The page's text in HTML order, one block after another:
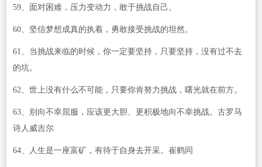
59、面对困难，压力变动力，敢于挑战自己。
60、坚信梦想成真的执着，勇敢接受挑战的坦然。
61、当挑战来临的时候，你一定要坚持，只要坚持，没有过不去
的坑。
62、世上没有什么不可能，只要你肯努力挑战，曙光就在前方。
63、别向不幸屈服，应该更大胆、更积极地向不幸挑战。古罗马
诗人威吉尔
64、人生是一座富矿，有待于自身去开采。崔鹤同